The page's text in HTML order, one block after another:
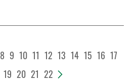
8 9 10 11 12 13 14 15 16 17
19 20 21 22 >